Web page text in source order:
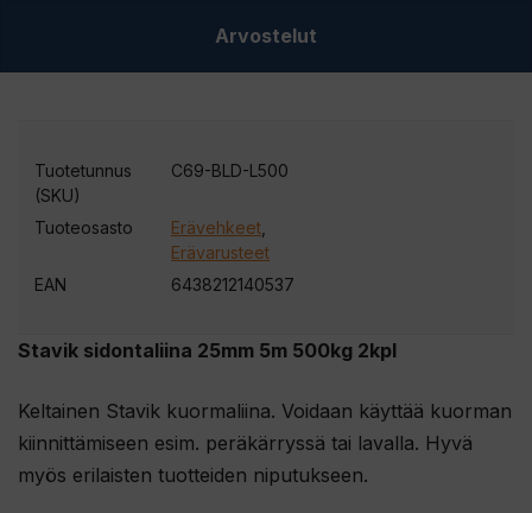
Arvostelut
Stavik sidontaliina 25mm 5m 500kg 2kpl
Keltainen Stavik kuormaliina. Voidaan käyttää kuorman
kiinnittämiseen esim. peräkärryssä tai lavalla. Hyvä
myös erilaisten tuotteiden niputukseen.
Tuotetunnus
(SKU)
C69-BLD-L500
Tuoteosasto Erävehkeet
Erävarusteet
EAN
6438212140537